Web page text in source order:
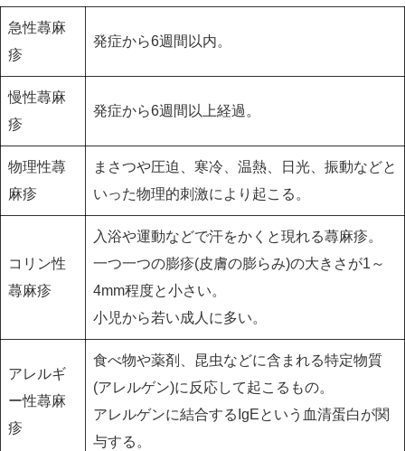
急性蕁麻
疹
発症から6週間以内。
慢性蕁麻
疹
発症から6週間以上経過。
物理性蕁
麻疹
まさつや圧迫、寒冷、温熱、日光、振動などと
いった物理的刺激により起こる。
コリン性
蕁麻疹
入浴や運動などで汗をかくと現れる蕁麻疹。
一つ一つの膨疹(皮膚の膨らみ)の大きさが1～
4mm程度と小さい。
小児から若い成人に多い。
アレルギ
ー性蕁麻
疹
食べ物や薬剤、昆虫などに含まれる特定物質
(アレルゲン)に反応して起こるもの。
アレルゲンに結合するIgEという血清蛋白が関
与する。